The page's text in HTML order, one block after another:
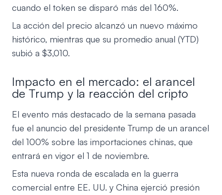
cuando el token se disparó más del 160%.
La acción del precio alcanzó un nuevo máximo
histórico, mientras que su promedio anual (YTD)
subió a $3,010.
Impacto en el mercado: el arancel
de Trump y la reacción del cripto
El evento más destacado de la semana pasada
fue el anuncio del presidente Trump de un arancel
del 100% sobre las importaciones chinas, que
entrará en vigor el 1 de noviembre.
Esta nueva ronda de escalada en la guerra
comercial entre EE. UU. y China ejerció presión